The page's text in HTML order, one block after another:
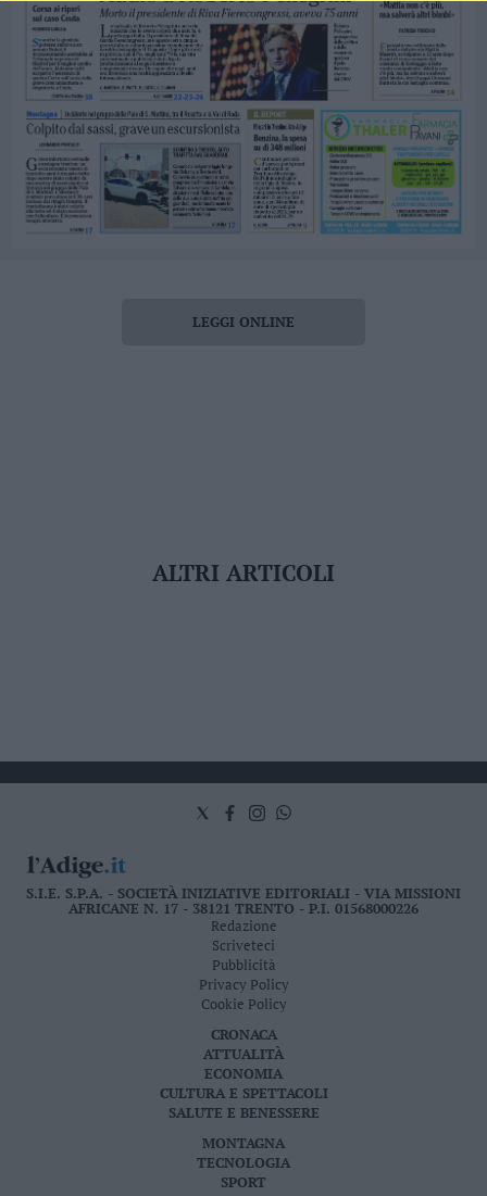
LEGGI ONLINE
ALTRI ARTICOLI
S.I.E. S.P.A. - SOCIETÀ INIZIATIVE EDITORIALI - VIA MISSIONI
AFRICANE N. 17 - 38121 TRENTO - P.I. 01568000226
Redazione
Scriveteci
Pubblicità
Privacy Policy
Cookie Policy
CRONACA
ATTUALITÀ
ECONOMIA
CULTURA E SPETTACOLI
SALUTE E BENESSERE
MONTAGNA
TECNOLOGIA
SPORT